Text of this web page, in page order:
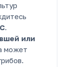
.
или
может